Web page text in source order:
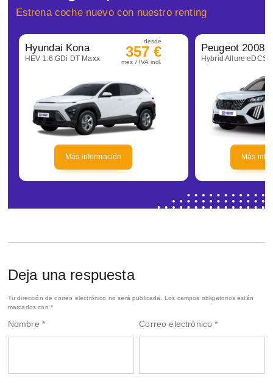
Estrena coche nuevo con nuestro renting
Hyundai Kona
HEV 1.6 GDi DT Maxx
desde
357 €
mes / IVA incl.
Más información
Peugeot 2008
Hybrid Allure eDCS6
Más
Deja una respuesta
Tu dirección de correo electrónico no será publicada. Los campos obligatorios están
marcados con *
Nombre * Correo electrónico*